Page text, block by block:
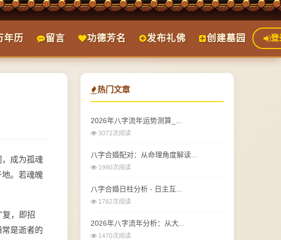
年历 留言 功德芳名 发布礼佛 创建墓园 登
成为孤魂
。若魂魄
复，即招
是逝者的
热门文章
2026年八字流年运势测算_...
3072次阅读
八字合婚配对：从命理角度解读...
1990次阅读
八字合婚日柱分析 - 日主互...
1782次阅读
2026年八字流年分析：从大...
1470次阅读